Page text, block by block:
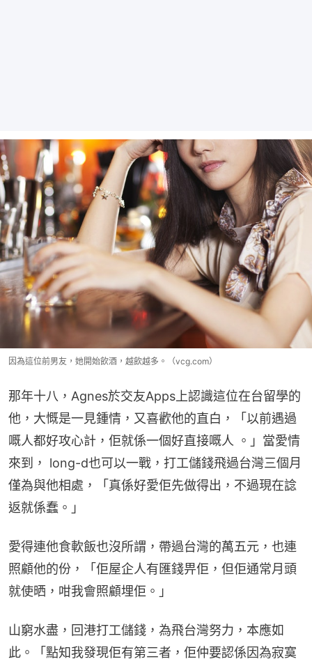
因為這位前男友，她開始飲酒，越飲越多。（vcg.com）
那年十八，Agnes於交友Apps上認識這位在台留學的
他，大慨是一見鍾情，又喜歡他的直白，「以前遇過
嘅人都好攻心計，佢就係一個好直接嘅人 。」當愛情
來到， long-d也可以一戰，打工儲錢飛過台灣三個月
僅為與他相處，「真係好愛佢先做得出，不過現在諗
返就係蠢。」
愛得連他食軟飯也沒所謂，帶過台灣的萬五元，也連
照顧他的份，「佢屋企人有匯錢畀佢，但佢通常月頭
就使晒，咁我會照顧埋佢。」
山窮水盡，回港打工儲錢，為飛台灣努力，本應如
此。「點知我發現佢有第三者，佢仲要認係因為寂寞